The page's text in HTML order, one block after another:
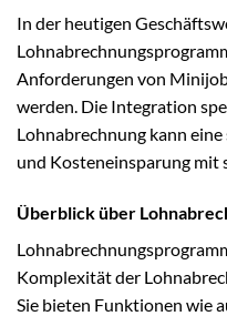
In der heutigen
Anforderungen von
werden. Die Integration
Lohnabrechnung kann
und Kosteneinsparung mit
Überblick über
Komplexität der
Sie bieten Funktionen wie